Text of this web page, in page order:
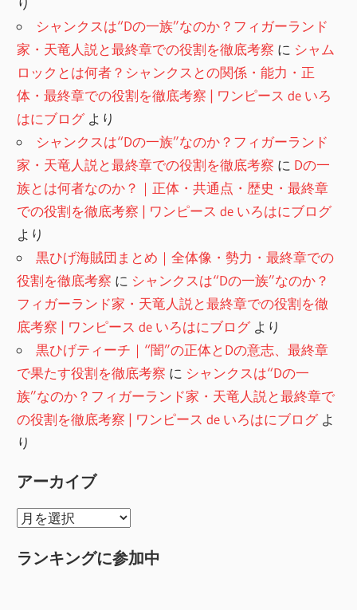
シャンクスは“Dの一族”なのか？フィガーランド
家・天竜人説と最終章での役割を徹底考察 に シャム
ロックとは何者？シャンクスとの関係・能力・正
体・最終章での役割を徹底考察 | ワンピース de いろ
はにブログより
シャンクスは“Dの一族”なのか？フィガーランド
家・天竜人説と最終章での役割を徹底考察 に Dの一
族とは何者なのか？｜正体・共通点・歴史・最終章
での役割を徹底考察 | ワンピース de いろはにブログ
より
黒ひげ海賊団まとめ｜全体像・勢力・最終章での
役割を徹底考察 に シャンクスは“Dの一族”なのか？
フィガーランド家・天竜人説と最終章での役割を徹
底考察 | ワンピース de いろはにブログより
黒ひげティーチ｜“闇”の正体とDの意志、最終章
で果たす役割を徹底考察 に シャンクスは“Dの一
族”なのか？フィガーランド家・天竜人説と最終章で
の役割を徹底考察 | ワンピース de いろはにブログよ
り
アーカイブ
ア
カ
ランキングに参加中